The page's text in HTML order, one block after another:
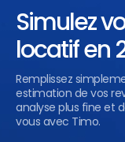
Simulez
locatif en
Remplissez
estimation de vos
analyse plus fine et
vous avec Timo.